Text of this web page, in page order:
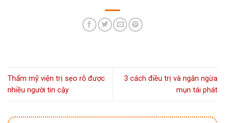
Thẩm mỹ viện trị sẹo rỗ được
nhiều người tin cậy
3 cách điều trị và ngăn ngừa
mụn tái phát